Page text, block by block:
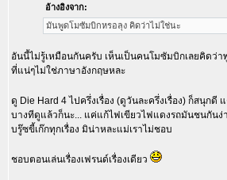
อ้างอิงจาก:
มันพูดโมซัมบิกหรอลุง คิดว่าไม่ใช่นะ
อันนี้ไม่รู้เหมือนกันครับ เห็นเป็นคนโมซัมบิกเลยคิดว่
ที่แน่ๆไม่ใช่ภาษาอังกฤษหละ
ดู Die Hard 4 ไปครึ่งเรื่อง (ดูวันละครึ่งเรื่อง) ก็สนุก
บางทีดูแล้วก็นะ... แค่แก้ไฟเขียวไฟแดงรถมันชนกันง่
บรู๊ซขี้เก๊กทุกเรื่อง มิน่าหละแม่เราไม่ชอบ
ชอบตอนเล่นเรื่องเฟรนด์เรื่องเดียว